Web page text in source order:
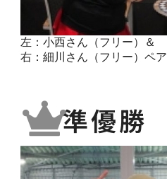
左：小西さん（フリー）＆
右：細川さん（フリー）ペア
準優勝